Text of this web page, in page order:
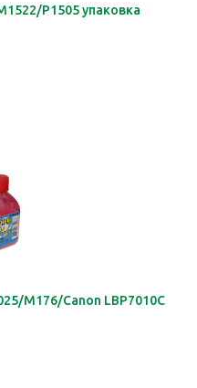
P1505 упаковка
M176/Canon LBP7010C